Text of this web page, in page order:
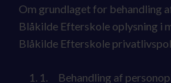
Om grundlaget for behandling
Blåkilde Efterskole oplysning i
Blåkilde Efterskole
1. Behandling af